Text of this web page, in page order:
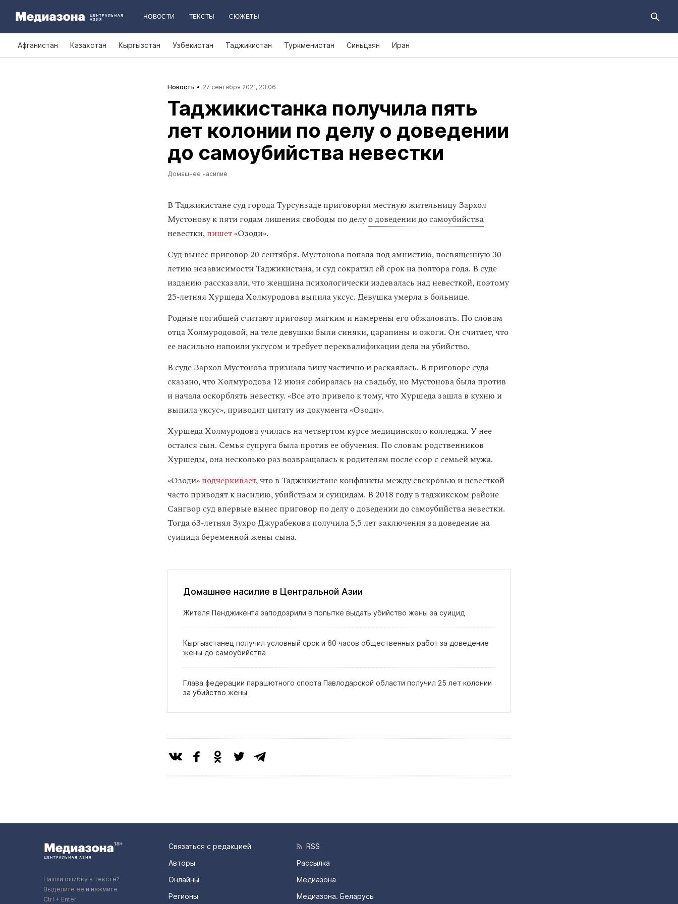
НОВОСТИ ТЕКСТЫ СЮЖЕТЫ
Афганистан Казахстан Кыргызстан Узбекистан Таджикистан Туркменистан Синьцзян Иран
Новость 27 сентября 2021, 23:06
Таджикистанка получила пять
лет колонии по делу о доведении
до самоубийства невестки
Домашнее насилие
В Таджикистане суд города Турсунзаде приговорил местную жительницу Зархол
Мустонову к пяти годам лишения свободы по делуо доведении до самоубийства
невестки,пишет«Озоди».
Суд вынес приговор 20 сентября. Мустонова попала под амнистию, посвященную 30-
летию независимости Таджикистана, и суд сократил ей срок на полтора года. В суде
изданию рассказали, что женщина психологически издевалась над невесткой, поэтому
25-летняя Хуршеда Холмуродова выпила уксус. Девушка умерла в больнице.
Родные погибшей считают приговор мягким и намерены его обжаловать. По словам
отца Холмуродовой, на теле девушки были синяки, царапины и ожоги. Он считает, что
ее насильно напоили уксусом и требует переквалификации дела на убийство.
В суде Зархол Мустонова признала вину частично и раскаялась. В приговоре суда
сказано, что Холмуродова 12 июня собиралась на свадьбу, но Мустонова была против
и начала оскорблять невестку. «Все это привело к тому, что Хуршеда зашла в кухню и
выпила уксус», приводит цитату из документа «Озоди».
Хуршеда Холмуродова училась на четвертом курсе медицинского колледжа. У нее
остался сын. Семья супруга была против ее обучения. По словам родственников
Хуршеды, она несколько раз возвращалась к родителям после ссор с семьей мужа.
«Озоди»подчеркивает, что в Таджикистане конфликты между свекровью и невесткой
часто приводят к насилию, убийствам и суицидам. В 2018 году в таджикском районе
Сангвор суд впервые вынес приговор по делу о доведении до самоубийства невестки.
Тогда 63-летняя Зухро Джурабекова получила 5,5 лет заключения за доведение на
суицида беременной жены сына.
Домашнее насилие в Центральной Азии
Жителя Пенджикента заподозрили в попытке выдать убийство жены за суицид
Кыргызстанец получил условный срок и 60 часов общественных работ за доведение
жены до самоубийства
Глава федерации парашютного спорта Павлодарской области получил 25 лет колонии
за убийство жены
Нашли ошибку в тексте?
Выделите ее и нажмите
Ctrl + Enter
Связаться с редакцией
Авторы
Онлайны
Регионы
RSS
Рассылка
Медиазона
Медиазона. Беларусь